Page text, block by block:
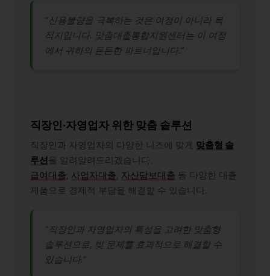
“신용불량을 극복하는 것은 여정이 아니라 목
적지입니다. 맞춤대출통합지원센터는 이 여정
에서 귀하의 든든한 파트너입니다.”
직장인·자영업자 위한 맞춤 솔루션
직장인과 자영업자의 다양한 니즈에 맞게 맞춤형 솔
루션을 알려알려드리겠습니다.
급여대출, 사업자대출, 자산담보대출 등 다양한 대출
제품으로 경제적 부담을 해결할 수 있습니다.
“직장인과 자영업자의 특성을 고려한 맞춤형
솔루션으로, 빚 문제를 효과적으로 해결할 수
있습니다.”